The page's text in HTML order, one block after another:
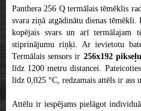
Panthera 256 Q termālais tēmēklis
svara ziņā atgādinātu dienas
kopējais svars un arī termālajam
stiprinājumu riņķi. Ar ievietotu
Termālais sensors ir 256x192
līdz 1200 metru distancei.
līdz 0,025 °C, redzamais attēls ir ass
Attēlu ir iespējams pielāgot